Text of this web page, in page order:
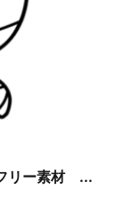
リー素材 ...